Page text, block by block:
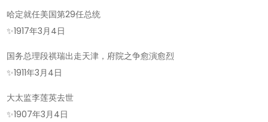
哈定就任美国第29任总统
✨1917年3月4日
国务总理段祺瑞出走天津，府院之争愈演愈烈
✨1911年3月4日
大太监李莲英去世
✨1907年3月4日